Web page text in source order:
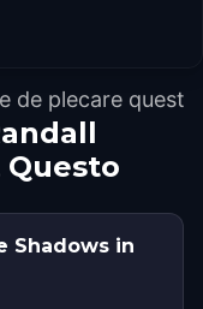
de plecare quest
Shadows in